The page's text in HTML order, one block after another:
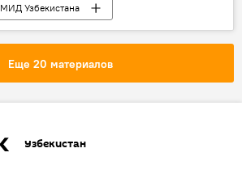
МИД Узбекистана
Индия
визит
Еще 20 материалов
Узбекистан